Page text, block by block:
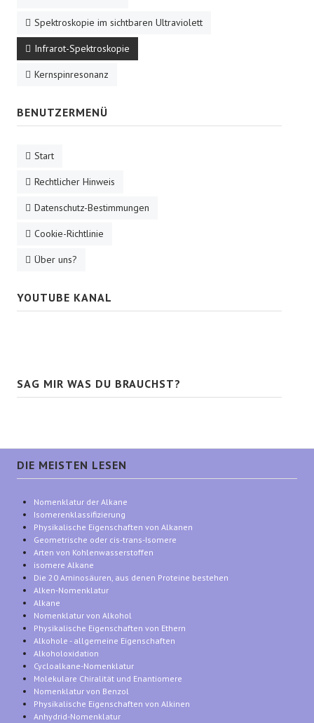
Spektroskopie im sichtbaren Ultraviolett
Infrarot-Spektroskopie
Kernspinresonanz
BENUTZERMENÜ
Start
Rechtlicher Hinweis
Datenschutz-Bestimmungen
Cookie-Richtlinie
Über uns?
YOUTUBE KANAL
SAG MIR WAS DU BRAUCHST?
DIE MEISTEN LESEN
Nomenklatur der Alkane
Isomerenklassifizierung
Physikalische Eigenschaften von Alkanen
Geometrische oder cis-trans-Isomere
Arten von Kohlenwasserstoffen
isomere Alkane
Die 20 Aminosäuren, aus denen Proteine bestehen
Alken-Nomenklatur
Alkane
Nomenklatur von Alkohol
Physikalische Eigenschaften von Ethern
Alkohole - allgemeine Eigenschaften
Alkoholoxidation
Cycloalkane-Nomenklatur
Molekulare Chiralität und Enantiomere
Nomenklatur von Benzol
Physikalische Eigenschaften von Alkinen
Anhydrid-Nomenklatur